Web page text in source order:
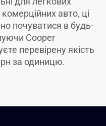
авто, ці
почуватися в будь-
Cooper
перевірену якість
за одиницю.